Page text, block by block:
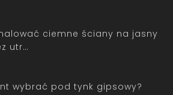
ciemne ściany na jasny
utr…
wybrać pod tynk gipsowy?